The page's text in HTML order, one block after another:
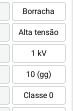
Borracha
Alta tensão
1 kV
10 (gg)
Classe 0